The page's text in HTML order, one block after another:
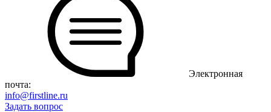
Электронная
почта:
info@firstline.ru
Задать вопрос